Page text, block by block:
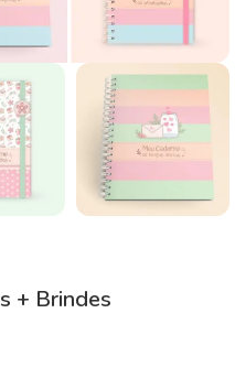
+ Brindes